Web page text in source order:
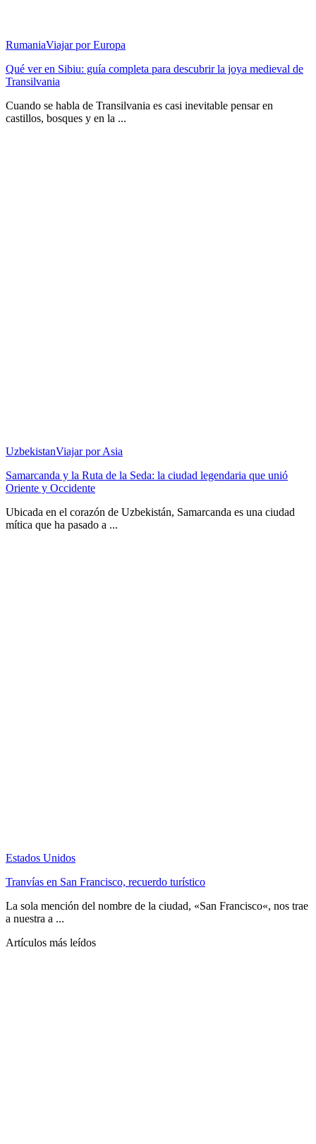
RumaniaViajar por Europa
Qué ver en Sibiu: guía completa para descubrir la joya medieval de
Transilvania
Cuando se habla de Transilvania es casi inevitable pensar en
castillos, bosques y en la ...
UzbekistanViajar por Asia
Samarcanda y la Ruta de la Seda: la ciudad legendaria que unió
Oriente y Occidente
Ubicada en el corazón de Uzbekistán, Samarcanda es una ciudad
mítica que ha pasado a ...
Estados Unidos
Tranvías en San Francisco, recuerdo turístico
La sola mención del nombre de la ciudad, «San Francisco«, nos trae
a nuestra a ...
Artículos más leídos